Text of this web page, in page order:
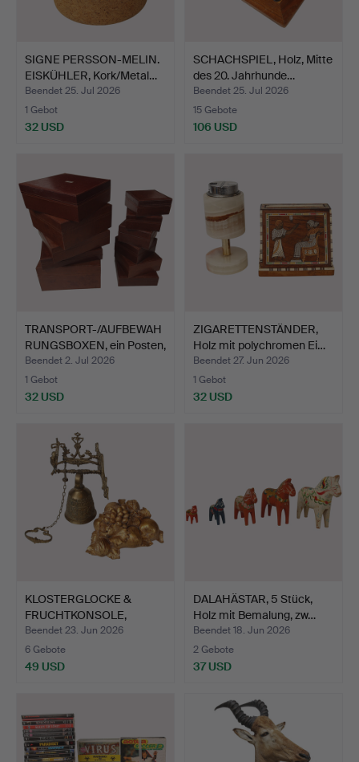
SIGNE PERSSON-MELIN.
EISKÜHLER, Kork/Metal…
Beendet 25. Jul 2026
1 Gebot
32 USD
SCHACHSPIEL, Holz, Mitte
des 20. Jahrhunde…
Beendet 25. Jul 2026
15 Gebote
106 USD
TRANSPORT-/AUFBEWAH
RUNGSBOXEN, ein Posten,
…
Beendet 2. Jul 2026
1 Gebot
32 USD
ZIGARETTENSTÄNDER,
Holz mit polychromen Ei…
Beendet 27. Jun 2026
1 Gebot
32 USD
KLOSTERGLOCKE &
FRUCHTKONSOLE,
Messing, Ku…
Beendet 23. Jun 2026
6 Gebote
49 USD
DALAHÄSTAR, 5 Stück,
Holz mit Bemalung, zw…
Beendet 18. Jun 2026
2 Gebote
37 USD